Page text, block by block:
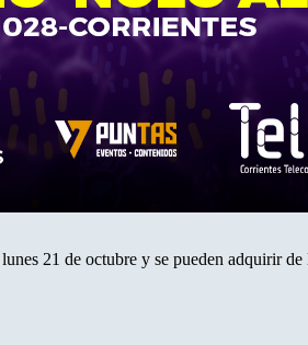
21 de octubre y se pueden adquirir de